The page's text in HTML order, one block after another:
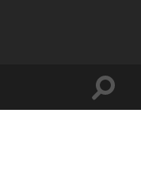
Toggle